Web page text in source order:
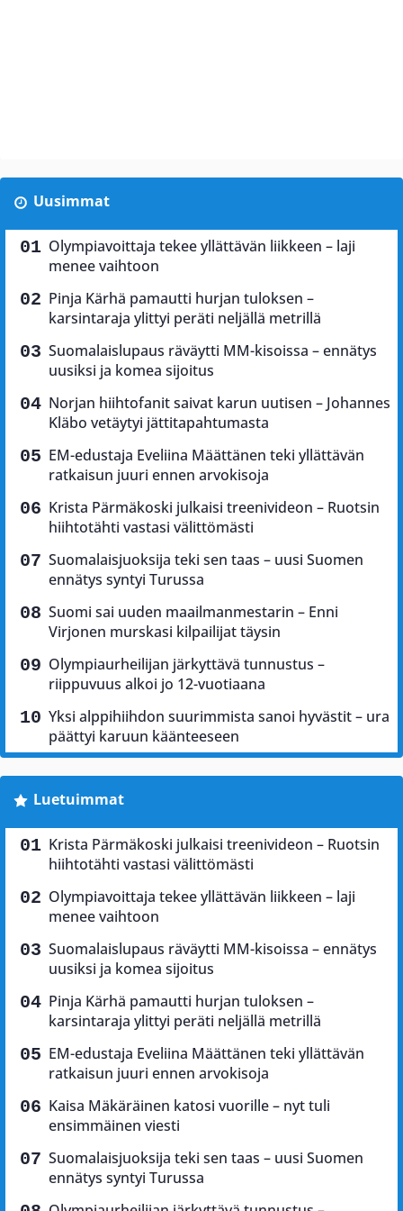
Uusimmat
Olympiavoittaja tekee yllättävän liikkeen – laji
menee vaihtoon
Pinja Kärhä pamautti hurjan tuloksen –
karsintaraja ylittyi peräti neljällä metrillä
Suomalaislupaus räväytti MM-kisoissa – ennätys
uusiksi ja komea sijoitus
Norjan hiihtofanit saivat karun uutisen – Johannes
Kläbo vetäytyi jättitapahtumasta
EM-edustaja Eveliina Määttänen teki yllättävän
ratkaisun juuri ennen arvokisoja
Krista Pärmäkoski julkaisi treenivideon – Ruotsin
hiihtotähti vastasi välittömästi
Suomalaisjuoksija teki sen taas – uusi Suomen
ennätys syntyi Turussa
Suomi sai uuden maailmanmestarin – Enni
Virjonen murskasi kilpailijat täysin
Olympiaurheilijan järkyttävä tunnustus –
riippuvuus alkoi jo 12-vuotiaana
Yksi alppihiihdon suurimmista sanoi hyvästit – ura
päättyi karuun käänteeseen
Luetuimmat
Krista Pärmäkoski julkaisi treenivideon – Ruotsin
hiihtotähti vastasi välittömästi
Olympiavoittaja tekee yllättävän liikkeen – laji
menee vaihtoon
Suomalaislupaus räväytti MM-kisoissa – ennätys
uusiksi ja komea sijoitus
Pinja Kärhä pamautti hurjan tuloksen –
karsintaraja ylittyi peräti neljällä metrillä
EM-edustaja Eveliina Määttänen teki yllättävän
ratkaisun juuri ennen arvokisoja
Kaisa Mäkäräinen katosi vuorille – nyt tuli
ensimmäinen viesti
Suomalaisjuoksija teki sen taas – uusi Suomen
ennätys syntyi Turussa